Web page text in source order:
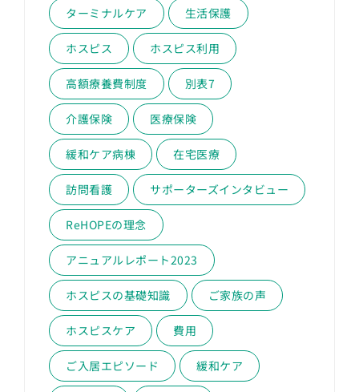
ターミナルケア 生活保護
ホスピス ホスピス利用
高額療養費制度 別表7
介護保険 医療保険
緩和ケア病棟 在宅医療
訪問看護 サポーターズインタビュー
ReHOPEの理念
アニュアルレポート2023
ホスピスの基礎知識 ご家族の声
ホスピスケア 費用
ご入居エピソード 緩和ケア